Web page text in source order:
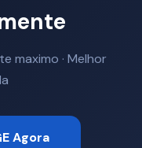
maximo · Melhor
Agora